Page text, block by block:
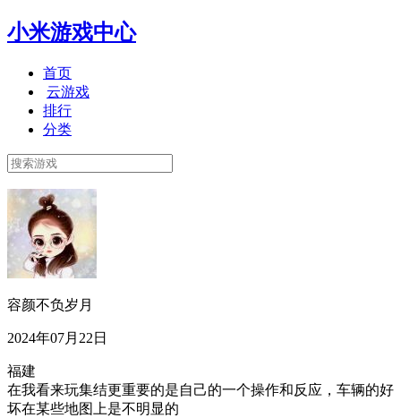
小米游戏中心
首页
云游戏
排行
分类
容颜不负岁月
2024年07月22日
福建
在我看来玩集结更重要的是自己的一个操作和反应，车辆的好
坏在某些地图上是不明显的